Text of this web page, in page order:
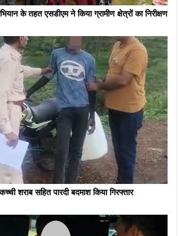
के तहत एसडीएम ने किया ग्रामीण क्षेत्रों का निरीक्षण
शराब सहित पारदी बदमाश किया गिरफ्तार